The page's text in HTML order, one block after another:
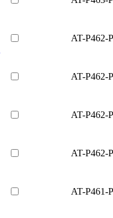
AT-P462-
AT-P462-
AT-P462-
AT-P462-
AT-P461-